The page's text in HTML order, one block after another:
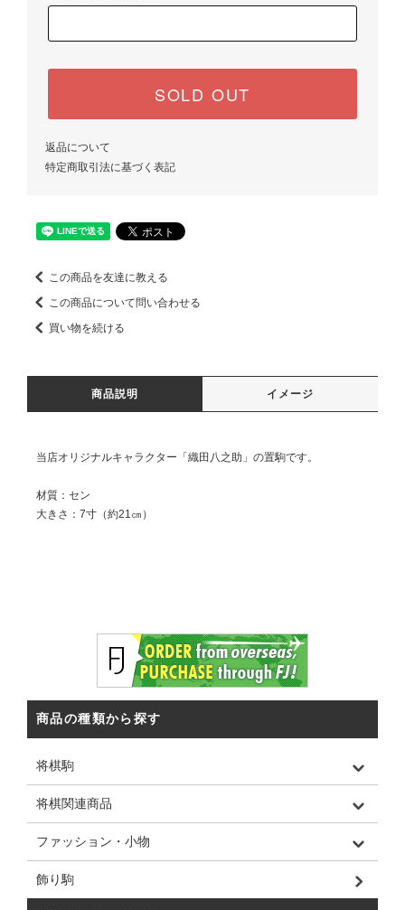
SOLD OUT
返品について
特定商取引法に基づく表記
この商品を友達に教える
この商品について問い合わせる
買い物を続ける
商品説明 イメージ
当店オリジナルキャラクター「織田八之助」の置駒です。
材質：セン
大きさ：7寸（約21㎝）
商品の種類から探す
将棋駒
将棋関連商品
ファッション・小物
飾り駒